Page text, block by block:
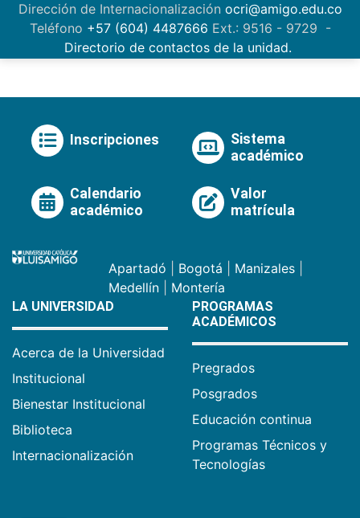
Dirección de Internacionalización ocri@amigo.edu.co
Teléfono +57 (604) 4487666 Ext.: 9516 - 9729 -
Directorio de contactos de la unidad.
Inscripciones
Sistema
académico
Calendario
académico
Valor
matrícula
Apartadó Bogotá Manizales
Medellín
Montería
LA UNIVERSIDAD
Acerca de la Universidad
Institucional
Bienestar Institucional
Biblioteca
Internacionalización
PROGRAMAS
ACADÉMICOS
Pregrados
Posgrados
Educación continua
Programas Técnicos y
Tecnologías